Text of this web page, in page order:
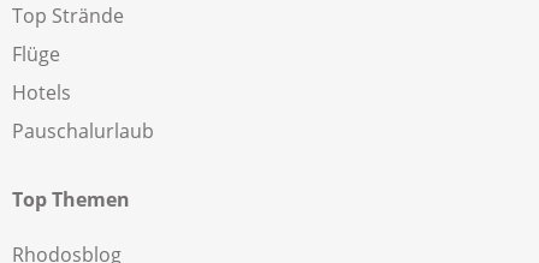
Top Strände
Flüge
Hotels
Pauschalurlaub
Top Themen
Rhodosblog